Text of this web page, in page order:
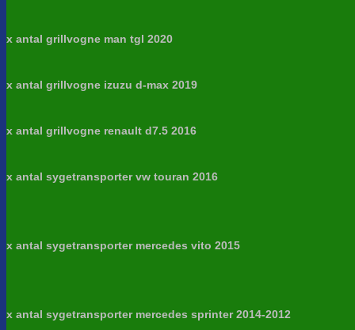
x antal grillvogne man tgl 2020
x antal grillvogne izuzu d-max 2019
x antal grillvogne renault d7.5 2016
x antal sygetransporter vw touran 2016
x antal sygetransporter mercedes vito 2015
x antal sygetransporter mercedes sprinter 2014-2012